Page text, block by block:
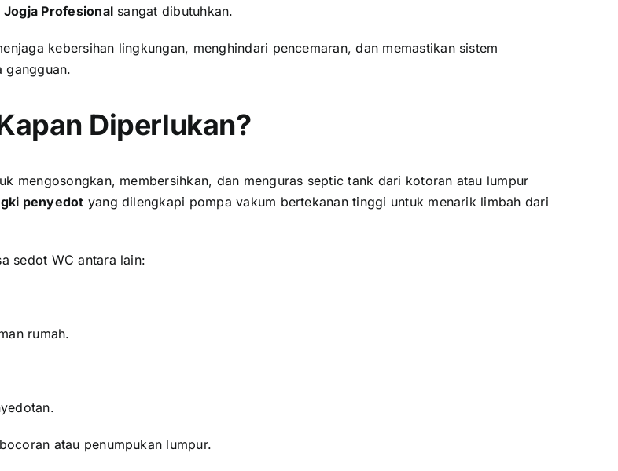
Jogja Profesional sangat dibutuhkan.
kebersihan lingkungan, menghindari pencemaran, dan memastikan sistem
gangguan.
Diperlukan?
mengosongkan, membersihkan, dan menguras septic tank dari kotoran atau lumpur
penyedot yang dilengkapi pompa vakum bertekanan tinggi untuk menarik limbah dari
sedot WC antara lain:
rumah.
atau penumpukan lumpur.